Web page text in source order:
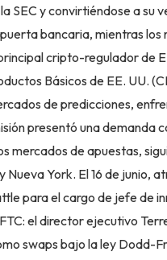
SEC y convirtiéndose a su
bancaria, mientras los
cripto-regulador de
Básicos de EE. UU.
de predicciones,
presentó una demanda
mercados de apuestas,
York. El 16 de junio,
para el cargo de jefe de
el director ejecutivo
swaps bajo la ley Dodd-